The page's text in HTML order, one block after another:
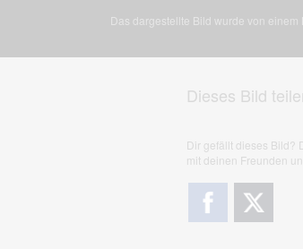
Das dargestellte Bild wurde von
Dieses Bild
Dir gefällt dieses Bild?
mit deinen Freunden